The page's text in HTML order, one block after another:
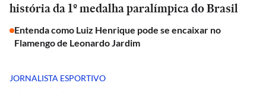
história da 1º medalha paralímpica do Brasil
Entenda como Luiz Henrique pode se encaixar no
Flamengo de Leonardo Jardim
JORNALISTA ESPORTIVO